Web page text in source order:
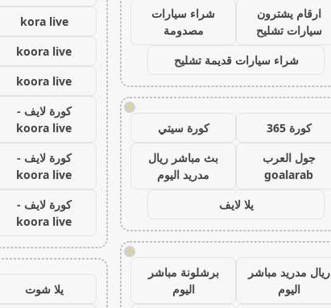
ارقام يشترون
سيارات تشليح
شراء سيارات
مصدومة
شراء سيارات قديمة تشليح
!
كورة 365
كورة سيتي
جول العرب
goalarab
بث مباشر ريال
مدريد اليوم
يلا لايف
!
ريال مدريد مباشر
اليوم
برشلونة مباشر
اليوم
kora live
koora live
koora live
كورة لايف -
koora live
كورة لايف -
koora live
كورة لايف -
koora live
يلا شوت